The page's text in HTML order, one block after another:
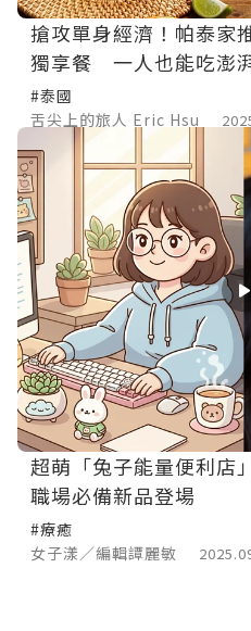
搶攻單身經濟！帕泰家
獨享餐 一人也能吃澎
#泰國
舌尖上的旅人 Eric Hsu
超萌「兔子能量便利店
職場必備新品登場
#療癒
女子漾／編輯譚麗敏